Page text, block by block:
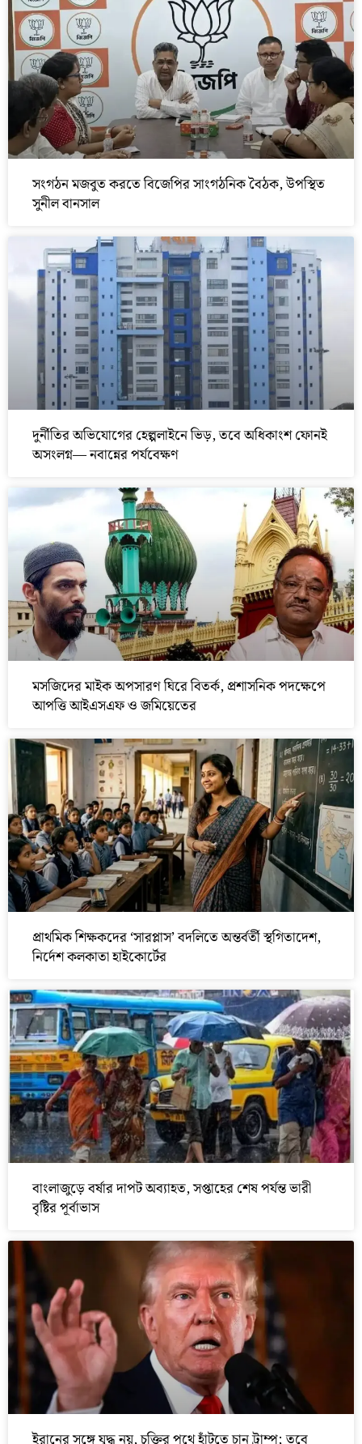
সংগঠন মজবুত করতে বিজেপির সাংগঠনিক বৈঠক, উপস্থিত
সুনীল বানসাল
দুর্নীতির অভিযোগের হেল্পলাইনে ভিড়, তবে অধিকাংশ ফোনই
অসংলগ্ন— নবান্নের পর্যবেক্ষণ
মসজিদের মাইক অপসারণ ঘিরে বিতর্ক, প্রশাসনিক পদক্ষেপে
আপত্তি আইএসএফ ও জমিয়েতের
প্রাথমিক শিক্ষকদের ‘সারপ্লাস’ বদলিতে অন্তর্বর্তী স্থগিতাদেশ,
নির্দেশ কলকাতা হাইকোর্টের
বাংলাজুড়ে বর্ষার দাপট অব্যাহত, সপ্তাহের শেষ পর্যন্ত ভারী
বৃষ্টির পূর্বাভাস